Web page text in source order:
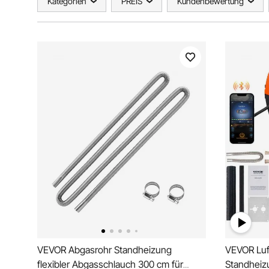
VEVOR Abgasrohr Standheizung
flexibler Abgasschlauch 300 cm für
VEVOR